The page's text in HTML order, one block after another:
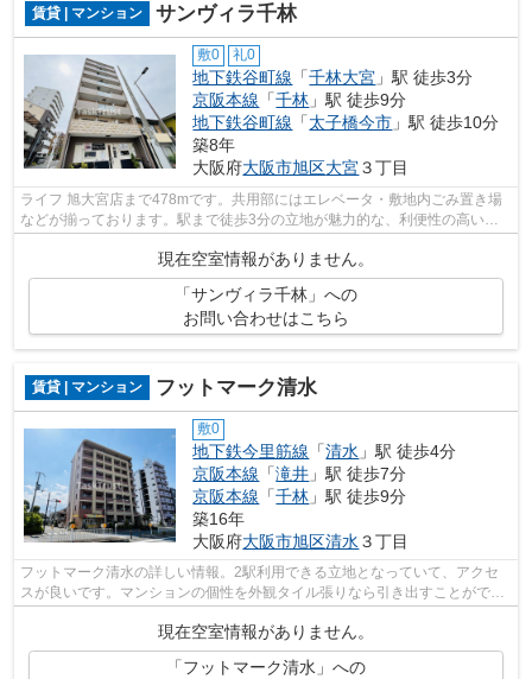
賃貸 | マンション サンヴィラ千林
敷0 礼0
地下鉄谷町線 「千林大宮 」駅 徒歩3分
京阪本線 「千林 」駅 徒歩9分
地下鉄谷町線 「太子橋今市 」駅 徒歩10分
築8年
大阪府大阪市旭区大宮３丁目
ライフ 旭大宮店まで478mです。共用部にはエレベータ・敷地内ごみ置き場
などが揃っております。駅まで徒歩3分の立地が魅力的な、利便性の高い物
件です。こちらはマンションタイプにな...
現在空室情報がありません。
「サンヴィラ千林」への
お問い合わせはこちら
賃貸 | マンション フットマーク清水
敷0
地下鉄今里筋線 「清水 」駅 徒歩4分
京阪本線 「滝井 」駅 徒歩7分
京阪本線 「千林 」駅 徒歩9分
築16年
大阪府大阪市旭区清水 ３丁目
フットマーク清水の詳しい情報。2駅利用できる立地となっていて、アクセ
スが良いです。マンションの個性を外観タイル張りなら引き出すことができ
現在空室情報がありません。
「フットマーク清水」への